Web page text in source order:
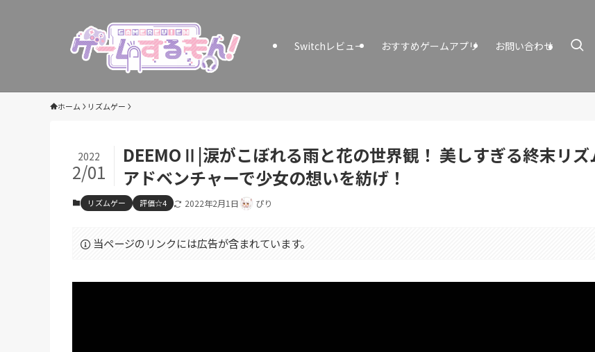
Switchレビュー おすすめゲームアプリ お問い合わせ
ホーム リズムゲー
DEEMOⅡ|涙がこぼれる雨と花の世界観！ 美しすぎる終末リズ
アドベンチャーで少女の想いを紡げ！
2022
2/01
リズムゲー 評価☆4 2022年2月1日 ぴり
当ページのリンクには広告が含まれています。